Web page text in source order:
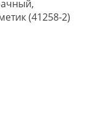
(41258-2)